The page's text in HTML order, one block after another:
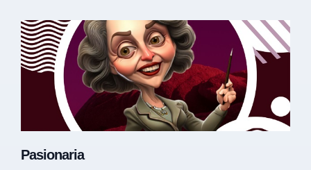
Pasionaria